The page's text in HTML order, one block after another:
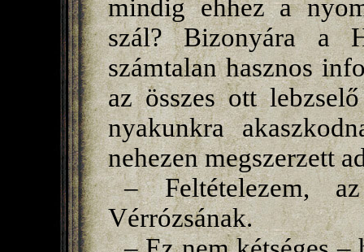
mindig ehhez a
szál? Bizonyára a
számtalan hasznos
az összes ott
nyakunkra
nehezen megszerzett
– Feltételezem,
Vérrózsának.